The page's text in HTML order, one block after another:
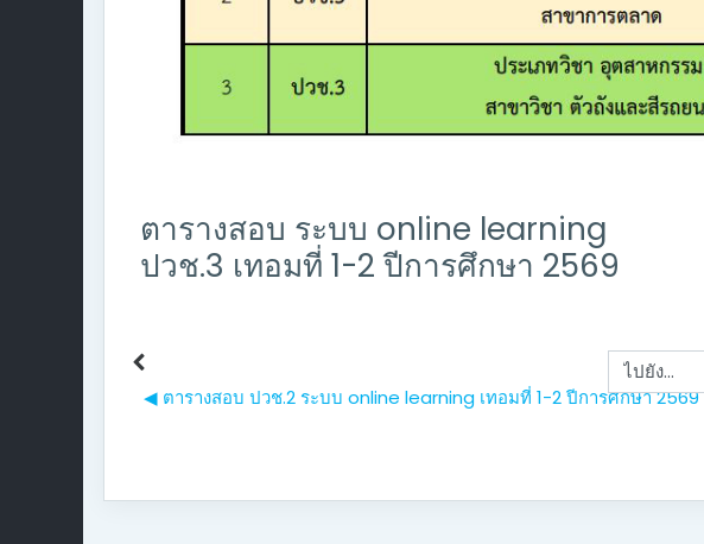
ตารางสอบ ระบบ online learning
ปวช.3 เทอมที่ 1-2 ปีการศึกษา 2569
◀︎ ตารางสอบ ปวช.2 ระบบ online learning เทอมที่ 1-2 ปีการศึกษา 2569
ไปยัง...